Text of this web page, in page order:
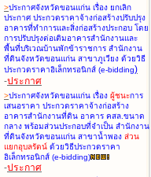
>ประกาศจังหวัดขอนแก่น เรื่อง ยกเลิก
ประกาศ ประกวดราคาจ้างก่อสร้างปรับปรุง
อาคารที่ทำการและสิ่งก่อสร้างประกอบ โดย
การปรับปรุงต่อเติมอาคารสำนักงานและ
พื้นที่บริเวณบ้านพักข้าราชการ สำนักงาน
ที่ดินจังหวัดขอนแก่น สาขาภูเวียง ด้วยวิธี
ประกวดราคาอิเล็กทรอนิกส์ (e-bidding)
-ประกาศ
>ประกาศจังหวัดขอนแก่น เรื่อง ผู้ชนะการ
เสนอราคา ประกวดราคาจ้างก่อสร้าง
อาคารสำนักงานที่ดิน อาคาร คสล.ขนาด
กลาง พร้อมส่วนประกอบที่จำเป็น สำนักงาน
ที่ดินจังหวัดขอนแก่น สาขาน้ำพอง ส่วน
แยกอุบลรัตน์ ด้วยวิธีประกวดราคา
อิเล็กทรอนิกส์ (e-bidding)
-ประกาศ